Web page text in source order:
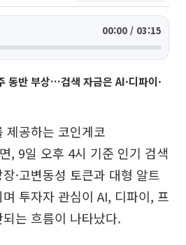
00:00 / 03:15
동반 부상…검색 자금은 AI·디파이·
제공하는 코인게코
, 9일 오후 4시 기준 인기 검색
·고변동성 토큰과 대형 알트
투자자 관심이 AI, 디파이, 프
는 흐름이 나타났다.